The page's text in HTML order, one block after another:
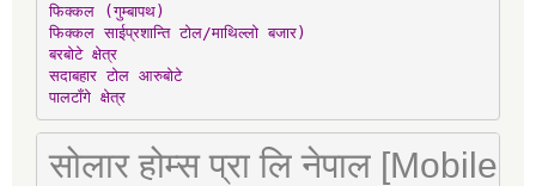
फिक्कल (गुम्बापथ)
फिक्कल साईप्रशान्ति टोल/माथिल्लो बजार)
बरबोटे क्षेत्र
सदाबहार टोल आरुबोटे
पालटाँगे क्षेत्र
सोलार होम्स प्रा लि नेपाल [Mobile